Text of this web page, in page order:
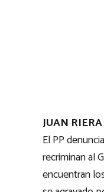
JUAN
El PP
recriminan al
encuentran